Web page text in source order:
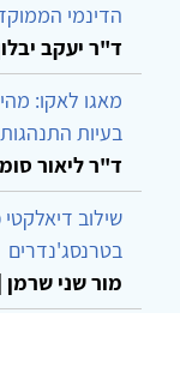
הדינמי
ד"ר יעקב
מאגו לאקו:
בעיות התנהגות
ד"ר ליאור
שילוב
בטרנסג'נדרים
מור שני שרמן |